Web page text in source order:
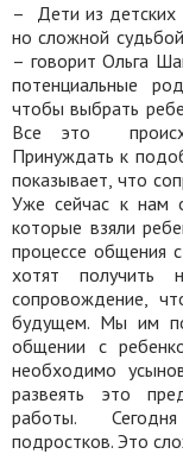
–
Дети из
но сложной
– говорит Ольга
потенциальные
чтобы выбрать
Все это
Принуждать к
показывает, что
Уже сейчас к нам
которые взяли
процессе общения
хотят получить
сопровождение,
будущем. Мы им
общении с
необходимо
развеять это
работы.
подростков. Это